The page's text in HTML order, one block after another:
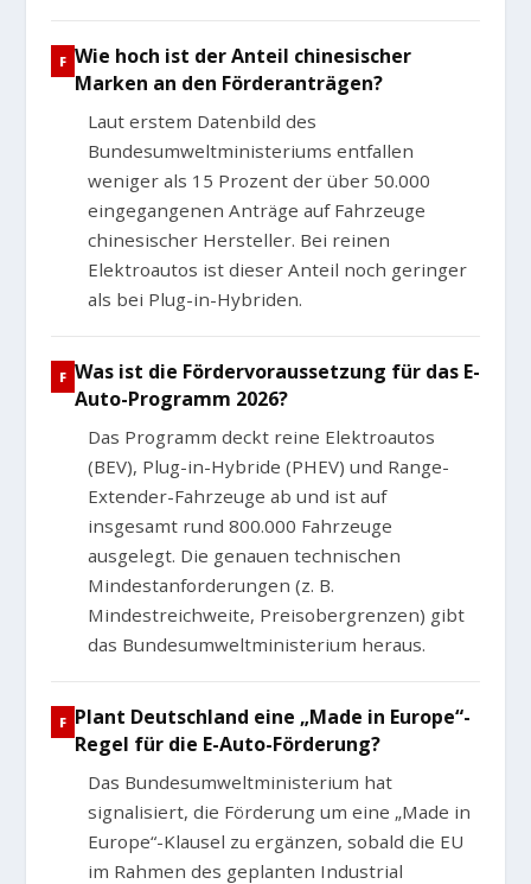
Wie hoch ist der Anteil chinesischer
Marken an den Förderanträgen?
Laut erstem Datenbild des
Bundesumweltministeriums entfallen
weniger als 15 Prozent der über 50.000
eingegangenen Anträge auf Fahrzeuge
chinesischer Hersteller. Bei reinen
Elektroautos ist dieser Anteil noch geringer
als bei Plug-in-Hybriden.
Was ist die Fördervoraussetzung für das E-
Auto-Programm 2026?
Das Programm deckt reine Elektroautos
(BEV), Plug-in-Hybride (PHEV) und Range-
Extender-Fahrzeuge ab und ist auf
insgesamt rund 800.000 Fahrzeuge
ausgelegt. Die genauen technischen
Mindestanforderungen (z. B.
Mindestreichweite, Preisobergrenzen) gibt
das Bundesumweltministerium heraus.
Plant Deutschland eine „Made in Europe“-
Regel für die E-Auto-Förderung?
Das Bundesumweltministerium hat
signalisiert, die Förderung um eine „Made in
Europe“-Klausel zu ergänzen, sobald die EU
im Rahmen des geplanten Industrial